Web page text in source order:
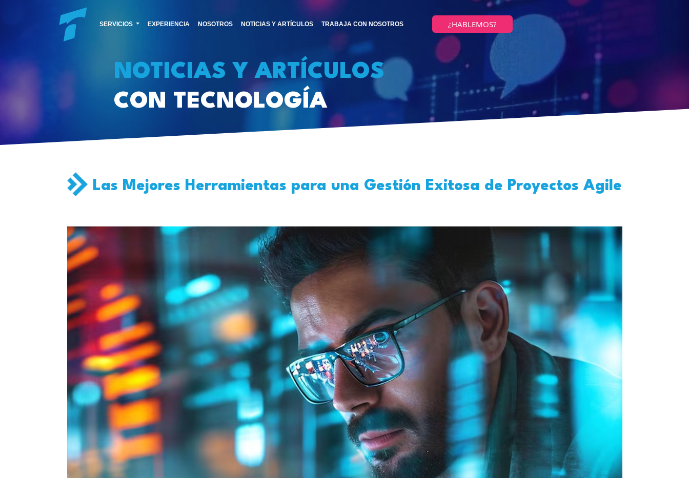
SERVICIOS EXPERIENCIA NOSOTROS NOTICIAS Y ARTÍCULOS TRABAJA CON NOSOTROS ¿HABLEMOS?
NOTICIAS Y ARTÍCULOS
CON TECNOLOGÍA
Las Mejores Herramientas para una Gestión Exitosa de Proyectos Agile